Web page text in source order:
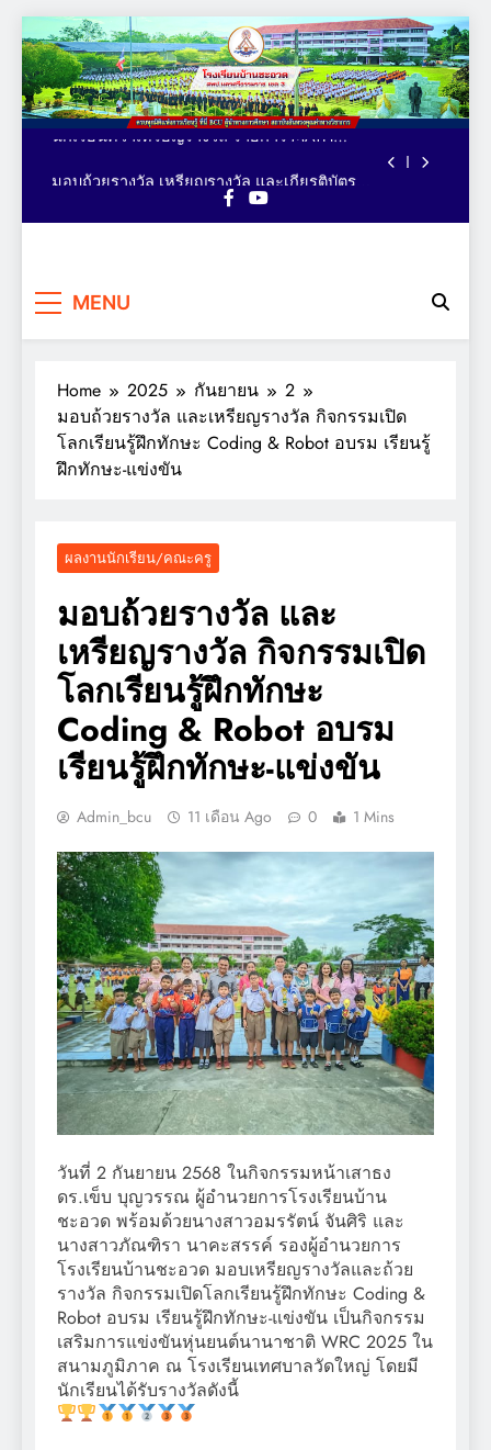
Skip
to
content
ตารางอาหารกลางวัน โรงเรียนบ้านชะอวด วัน
ที่ 3-7 สิงหาคม 2569
คณะผู้บริหาร เยี่ยม ติดตาม ให้กำลังใจ การจัด
กิจกรรมเทควันโด ของนักเรียนหลักสูตรภาษา
อังกฤษ MEP : Bancha-uat School
นักเรียนคว้าเหรียญรางวัล รายการ MATH
QUICK THAILAND CHAMPIONSHIP 2026
แก่นักเรียน รายการมหกรรมกีฬาวิชาการเพื่อ
การศึกษาระดับประเทศ VTEA V-UP+ SUPREME
ตารางอาหารกลางวัน โรงเรียนบ้านชะอวด วัน
ที่ 3-7 สิงหาคม 2569
อังกฤษ MEP : Bancha-uat School
นักเรียนคว้าเหรียญรางวัล รายการ MATH
QUICK THAILAND CHAMPIONSHIP 2026
ระดับประเทศ
มอบถ้วยรางวัล เหรียญรางวัล และเกียรติบัตร
การศึกษาระดับประเทศ VTEA V-UP+ SUPREME
KST LOGIC GAMES 2026
ตารางอาหารกลางวัน โรงเรียนบ้านชะอวด วัน
ที่ 3-7 สิงหาคม 2569
บ้านชะอวด
MENU
Home 2025 กันยายน
2
มอบถ้วยรางวัล และเหรียญรางวัล กิจกรรมเปิด
โลกเรียนรู้ฝึกทักษะ Coding & Robot อบรม เรียนรู้
ฝึกทักษะ-แข่งขัน
ผลงานนักเรียน/คณะครู
มอบถ้วยรางวัล และ
เหรียญรางวัล กิจกรรมเปิด
โลกเรียนรู้ฝึกทักษะ
Coding & Robot อบรม
เรียนรู้ฝึกทักษะ-แข่งขัน
Admin_bcu 11 เดือน Ago 0 1 Mins
วันที่ 2 กันยายน 2568 ในกิจกรรมหน้าเสาธง
ดร.เข็บ บุญวรรณ ผู้อำนวยการโรงเรียนบ้าน
ชะอวด พร้อมด้วยนางสาวอมรรัตน์ จันศิริ และ
นางสาวภัณฑิรา นาคะสรรค์ รองผู้อำนวยการ
โรงเรียนบ้านชะอวด มอบเหรียญรางวัลและถ้วย
รางวัล กิจกรรมเปิดโลกเรียนรู้ฝึกทักษะ Coding &
Robot อบรม เรียนรู้ฝึกทักษะ-แข่งขัน เป็นกิจกรรม
เสริมการแข่งขันหุ่นยนต์นานาชาติ WRC 2025 ใน
สนามภูมิภาค ณ โรงเรียนเทศบาลวัดใหญ่ โดยมี
นักเรียนได้รับรางวัลดังนี้